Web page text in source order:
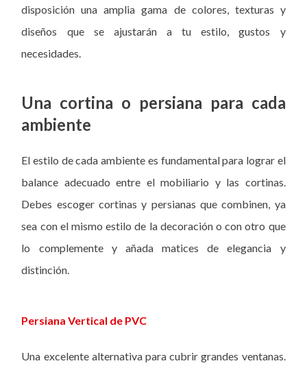
disposición una amplia gama de colores, texturas y
diseños que se ajustarán a tu estilo, gustos y
necesidades.
Una cortina o persiana para cada
ambiente
El estilo de cada ambiente es fundamental para lograr el
balance adecuado entre el mobiliario y las cortinas.
Debes escoger cortinas y persianas que combinen, ya
sea con el mismo estilo de la decoración o con otro que
lo complemente y añada matices de elegancia y
distinción.
Persiana Vertical de PVC
Una excelente alternativa para cubrir grandes ventanas.